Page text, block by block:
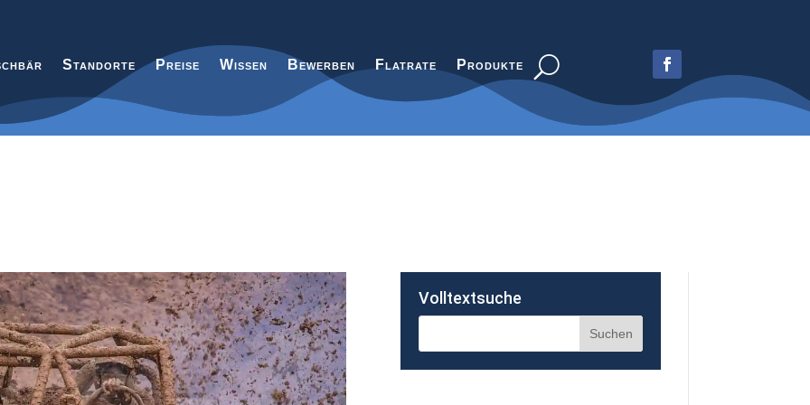
Standorte Preise Wissen Bewerben Flatrate Produkte
Volltextsuche